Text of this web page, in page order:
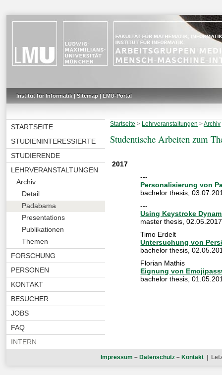
Institut für Informatik| Sitemap| LMU-Portal
STARTSEITE
STUDIENINTERESSIERTE
STUDIERENDE
LEHRVERANSTALTUNGEN
Archiv
Detail
Padabama
Presentations
Publikationen
Themen
FORSCHUNG
PERSONEN
KONTAKT
BESUCHER
JOBS
FAQ
INTERN
Startseite > Lehrveranstaltungen >Archiv
Studentische Arbeiten zum
2017
---
Personalisierung von
bachelor thesis ,
---
Using Keystroke
master thesis ,
Timo Erdelt
Untersuchung von
bachelor thesis ,
Florian Mathis
Eignung von
bachelor thesis ,
Impressum – Datenschutz – Kontakt |